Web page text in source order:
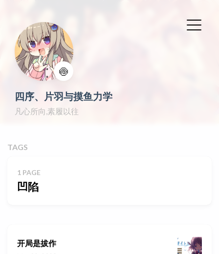
🍥
四序、片羽与摸鱼力学
凡心所向,素履以往
TAGS
1 PAGE
凹陷
开局是拔作